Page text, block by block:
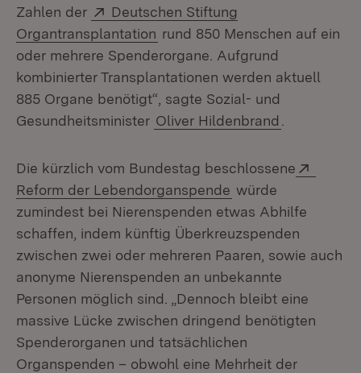
Zahlen der
Extern:
Deutschen Stiftung
Organtransplantation (Öffnet in neuem Fenster)
rund 850 Menschen auf ein
oder mehrere Spenderorgane. Aufgrund
kombinierter Transplantationen werden aktuell
885 Organe benötigt“, sagte Sozial- und
Gesundheitsminister Oliver Hildenbrand
Die kürzlich vom Bundestag beschlossene
Reform der Lebendorganspende (Öffnet in neuem
würde
zumindest bei Nierenspenden etwas Abhilfe
schaffen, indem künftig Überkreuzspenden
zwischen zwei oder mehreren Paaren, sowie auch
anonyme Nierenspenden an unbekannte
Personen möglich sind. „Dennoch bleibt eine
massive Lücke zwischen dringend benötigten
Spenderorganen und tatsächlichen
Organspenden – obwohl eine Mehrheit der